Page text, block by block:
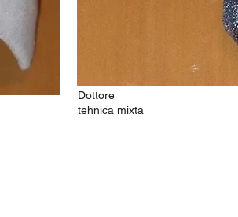
Dottore
tehnica mixta